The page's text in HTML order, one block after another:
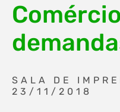
SALA DE
23/11/2018